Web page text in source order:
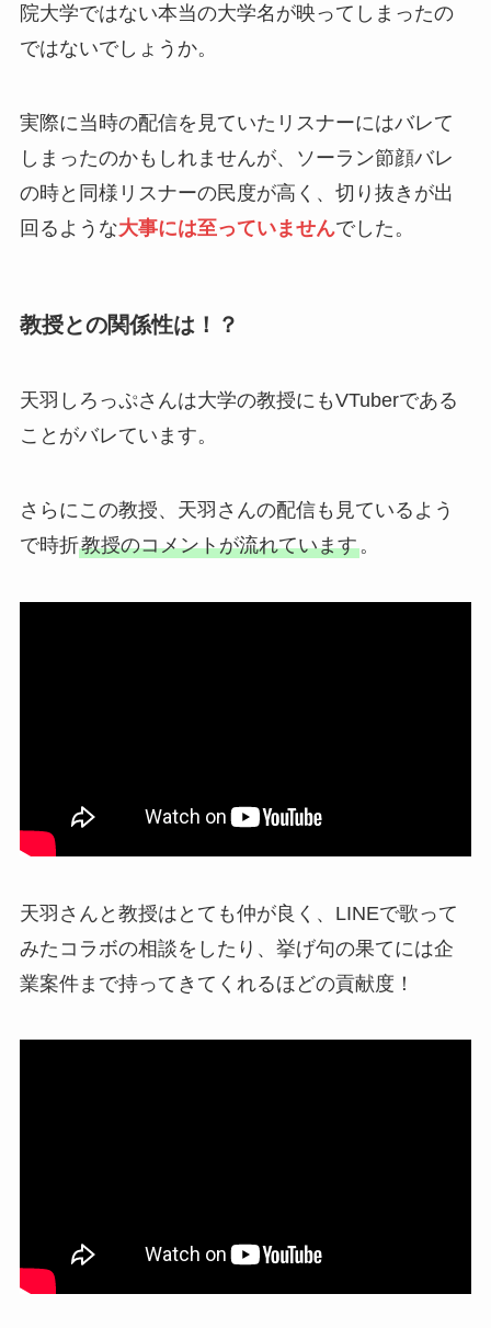
院大学ではない本当の大学名が映ってしまったの
ではないでしょうか。
実際に当時の配信を見ていたリスナーにはバレて
しまったのかもしれませんが、ソーラン節顔バレ
の時と同様リスナーの民度が高く、切り抜きが出
回るような大事には至っていませんでした。
教授との関係性は！？
天羽しろっぷさんは大学の教授にもVTuberである
ことがバレています。
さらにこの教授、天羽さんの配信も見ているよう
で時折教授のコメントが流れています。
天羽さんと教授はとても仲が良く、LINEで歌って
みたコラボの相談をしたり、挙げ句の果てには企
業案件まで持ってきてくれるほどの貢献度！